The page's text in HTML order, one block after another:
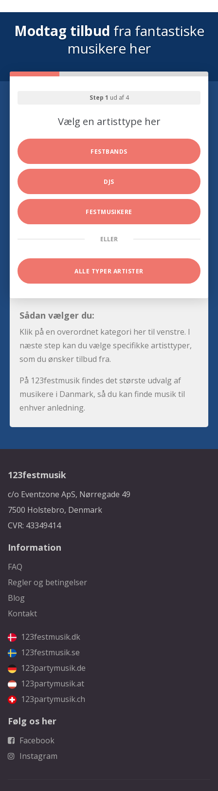
Modtag tilbud fra fantastiske
musikere her
Step 1 ud af 4
Vælg en artisttype her
FESTBANDS
DJS
FESTMUSIKERE
ELLER
ALLE TYPER ARTISTER
Sådan vælger du:
Klik på en overordnet kategori her til venstre. I
næste step kan du vælge specifikke artisttyper,
som du ønsker tilbud fra.
På 123festmusik findes det største udvalg af
musikere i Danmark, så du kan finde musik til
enhver anledning.
123festmusik
c/o Eventzone ApS, Nørregade 49
7500 Holstebro, Denmark
CVR: 43349414
Information
FAQ
Regler og betingelser
Blog
Kontakt
123festmusik.dk
123festmusik.se
123partymusik.de
123partymusik.at
123partymusik.ch
Følg os her
Facebook
Instagram